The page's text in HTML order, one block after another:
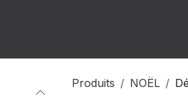
Produits NOËL